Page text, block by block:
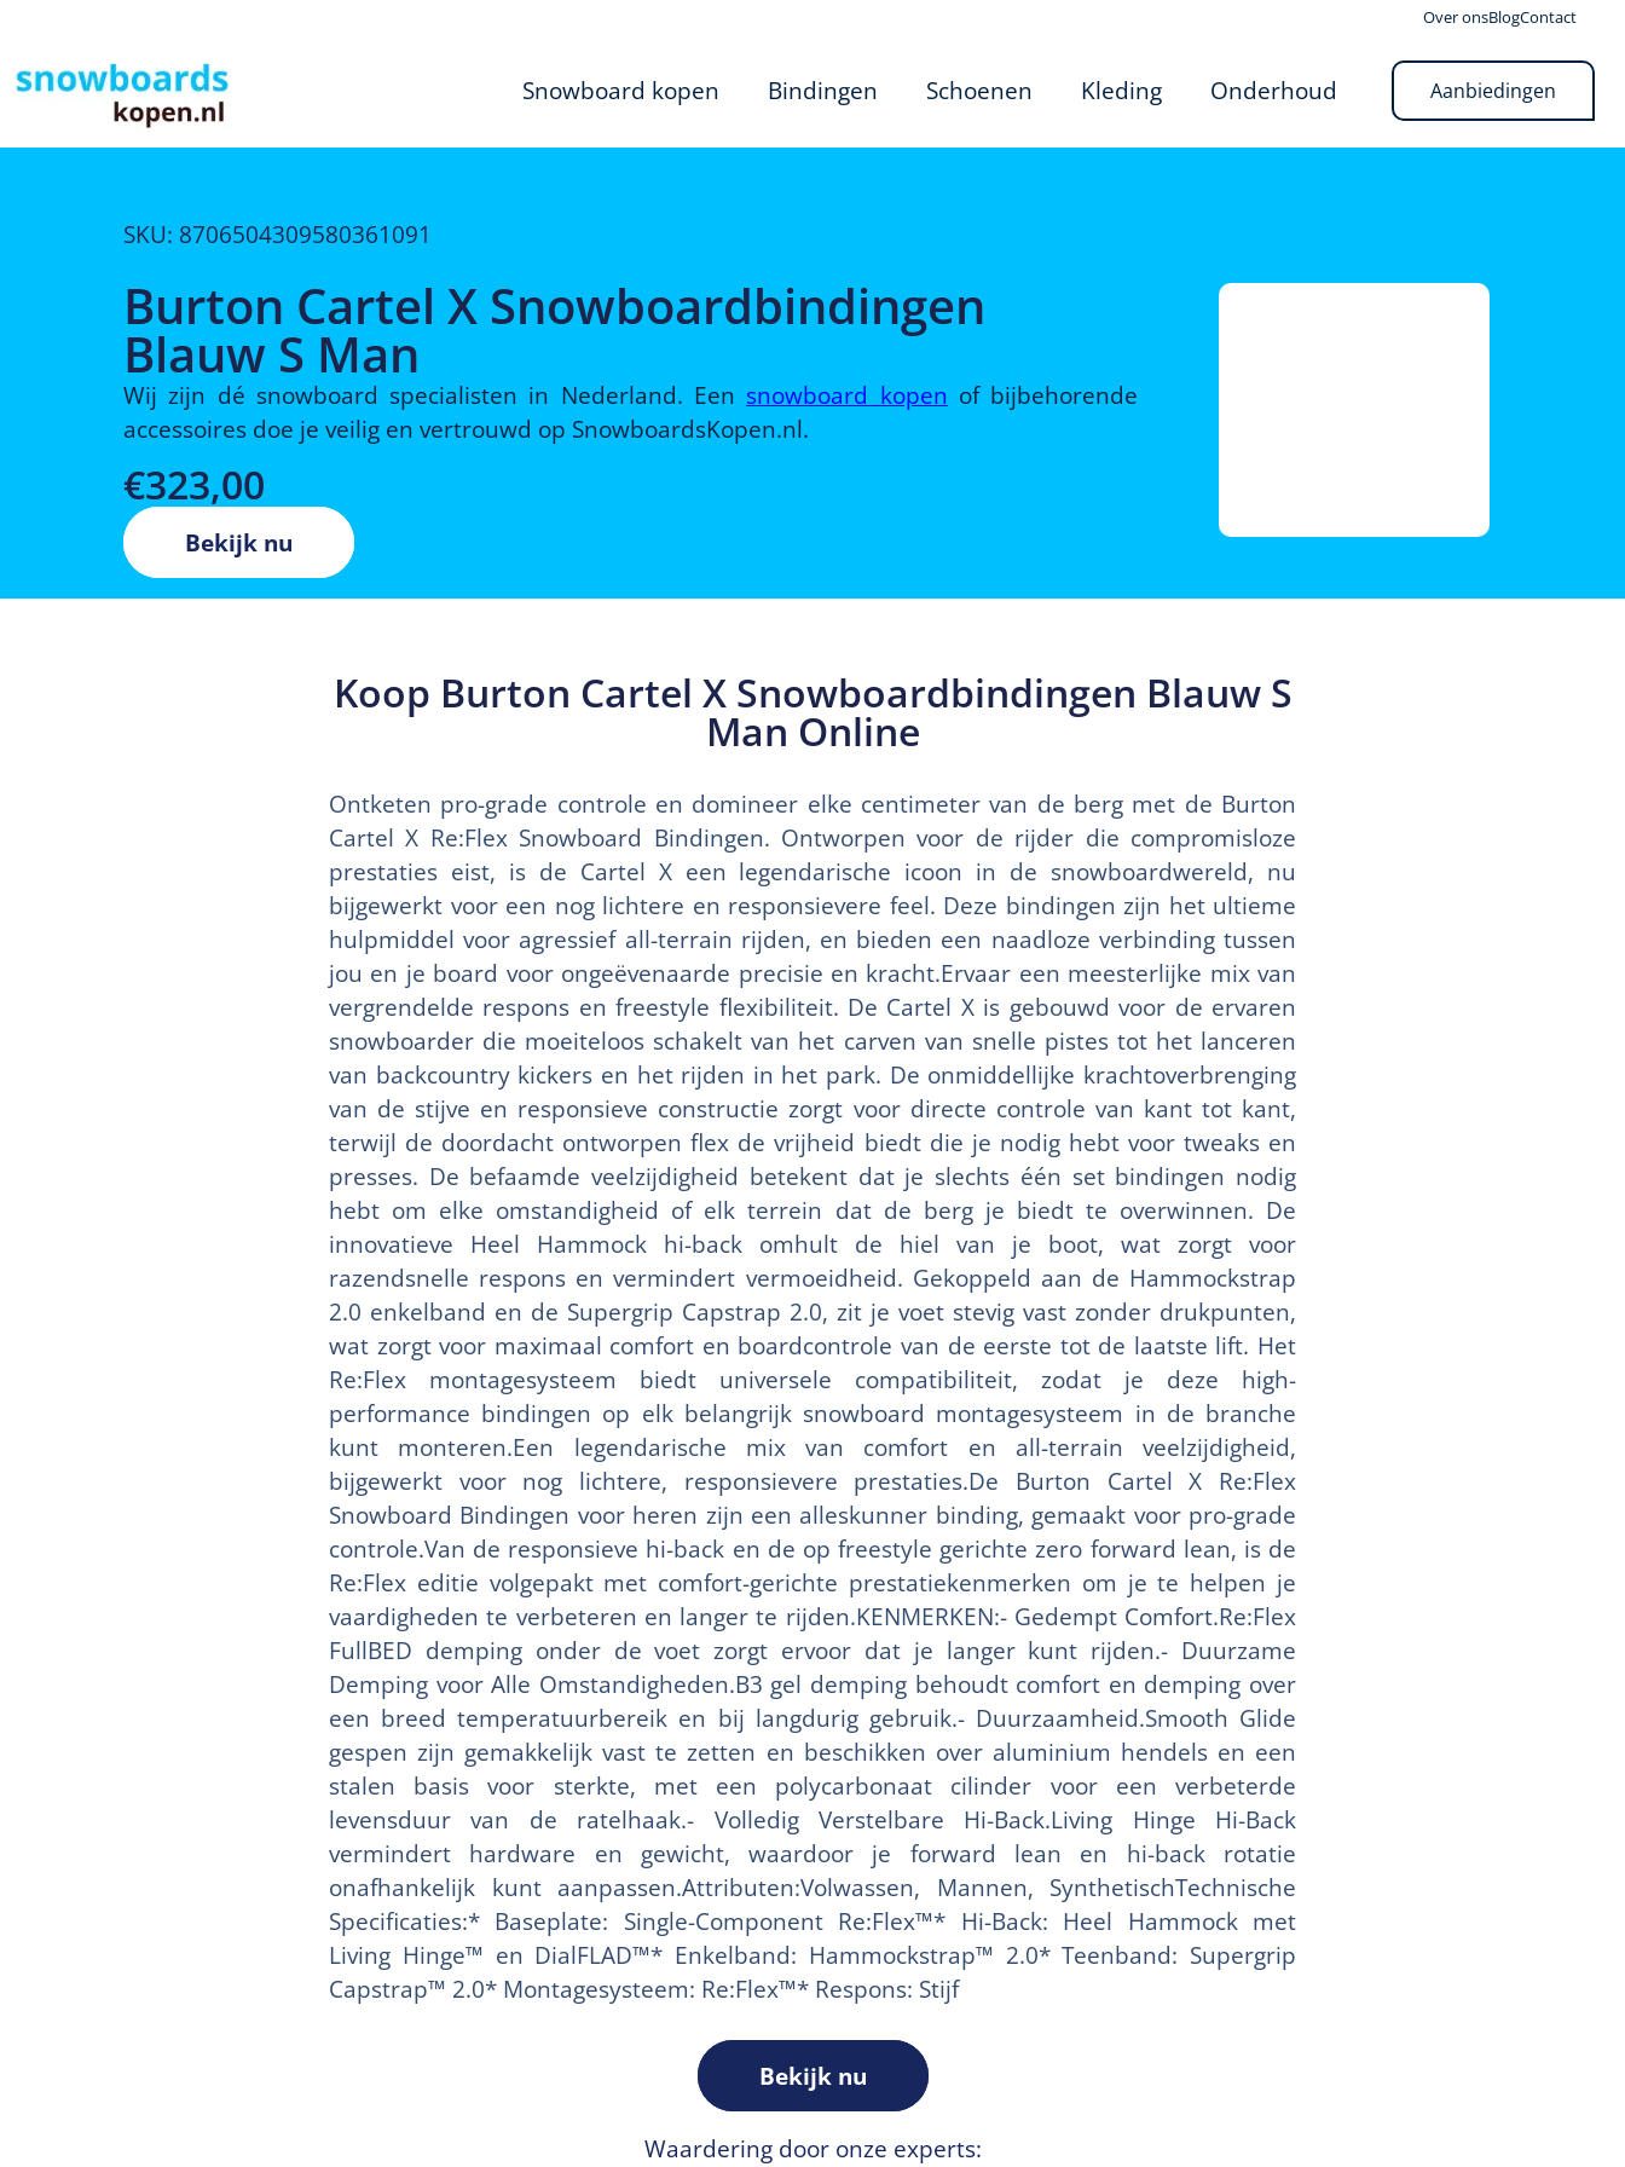
Over onsBlogContact
Snowboard kopen Bindingen Schoenen Kleding Onderhoud Aanbiedingen
SKU: 8706504309580361091
Burton Cartel X Snowboardbindingen
Blauw S Man
Wij zijn dé snowboard specialisten in Nederland. Een snowboard kopen of bijbehorende
accessoires doe je veilig en vertrouwd op SnowboardsKopen.nl.
€323,00
Bekijk nu
Koop Burton Cartel X Snowboardbindingen Blauw S
Man Online
Ontketen pro-grade controle en domineer elke centimeter van de berg met de Burton
Cartel X Re:Flex Snowboard Bindingen. Ontworpen voor de rijder die compromisloze
prestaties eist, is de Cartel X een legendarische icoon in de snowboardwereld, nu
bijgewerkt voor een nog lichtere en responsievere feel. Deze bindingen zijn het ultieme
hulpmiddel voor agressief all-terrain rijden, en bieden een naadloze verbinding tussen
jou en je board voor ongeëvenaarde precisie en kracht.Ervaar een meesterlijke mix van
vergrendelde respons en freestyle flexibiliteit. De Cartel X is gebouwd voor de ervaren
snowboarder die moeiteloos schakelt van het carven van snelle pistes tot het lanceren
van backcountry kickers en het rijden in het park. De onmiddellijke krachtoverbrenging
van de stijve en responsieve constructie zorgt voor directe controle van kant tot kant,
terwijl de doordacht ontworpen flex de vrijheid biedt die je nodig hebt voor tweaks en
presses. De befaamde veelzijdigheid betekent dat je slechts één set bindingen nodig
hebt om elke omstandigheid of elk terrein dat de berg je biedt te overwinnen. De
innovatieve Heel Hammock hi-back omhult de hiel van je boot, wat zorgt voor
razendsnelle respons en vermindert vermoeidheid. Gekoppeld aan de Hammockstrap
2.0 enkelband en de Supergrip Capstrap 2.0, zit je voet stevig vast zonder drukpunten,
wat zorgt voor maximaal comfort en boardcontrole van de eerste tot de laatste lift. Het
Re:Flex montagesysteem biedt universele compatibiliteit, zodat je deze high-
performance bindingen op elk belangrijk snowboard montagesysteem in de branche
kunt monteren.Een legendarische mix van comfort en all-terrain veelzijdigheid,
bijgewerkt voor nog lichtere, responsievere prestaties.De Burton Cartel X Re:Flex
Snowboard Bindingen voor heren zijn een alleskunner binding, gemaakt voor pro-grade
controle.Van de responsieve hi-back en de op freestyle gerichte zero forward lean, is de
Re:Flex editie volgepakt met comfort-gerichte prestatiekenmerken om je te helpen je
vaardigheden te verbeteren en langer te rijden.KENMERKEN:- Gedempt Comfort.Re:Flex
FullBED demping onder de voet zorgt ervoor dat je langer kunt rijden.- Duurzame
Demping voor Alle Omstandigheden.B3 gel demping behoudt comfort en demping over
een breed temperatuurbereik en bij langdurig gebruik.- Duurzaamheid.Smooth Glide
gespen zijn gemakkelijk vast te zetten en beschikken over aluminium hendels en een
stalen basis voor sterkte, met een polycarbonaat cilinder voor een verbeterde
levensduur van de ratelhaak.- Volledig Verstelbare Hi-Back.Living Hinge Hi-Back
vermindert hardware en gewicht, waardoor je forward lean en hi-back rotatie
onafhankelijk kunt aanpassen.Attributen:Volwassen, Mannen, SynthetischTechnische
Specificaties:* Baseplate: Single-Component Re:Flex™* Hi-Back: Heel Hammock met
Living Hinge™ en DialFLAD™* Enkelband: Hammockstrap™ 2.0* Teenband: Supergrip
Capstrap™ 2.0* Montagesysteem: Re:Flex™* Respons: Stijf
Bekijk nu
Waardering door onze experts: